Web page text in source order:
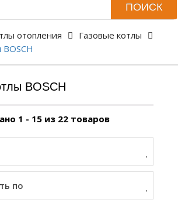
ПОИСК
отопления
Газовые котлы
BOSCH
1 - 15 из 22 товаров
по